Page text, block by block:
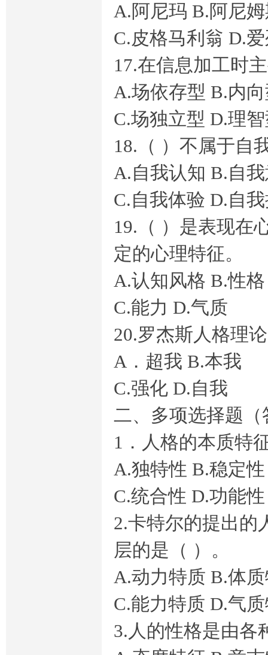
A.阿尼玛 B.阿尼
C.皮格马利翁 D.
17.在信息加工时
A.场依存型 B.内
C.场独立型 D.理
18.（ ）不属于自
A.自我认知 B.自
C.自我体验 D.自
19.（ ）是表现在
定的心理特征。
A.认知风格 B.性格
C.能力 D.气质
20.罗杰斯人格理
A．超我 B.本我
C.强化 D.自我
二、多项选择题
1．人格的本质特
A.独特性 B.稳定性
C.统合性 D.功能性
2.卡特尔的提出的
层的是（ ）。
A.动力特质 B.体
C.能力特质 D.气
3.人的性格是由各